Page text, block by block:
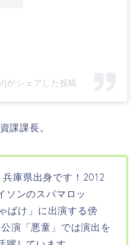
がシェアした投稿
課課長。
兵庫県出身です！2012
ソンのスパマロッ
ばけ」に出演する傍
演「悪童」では演出を